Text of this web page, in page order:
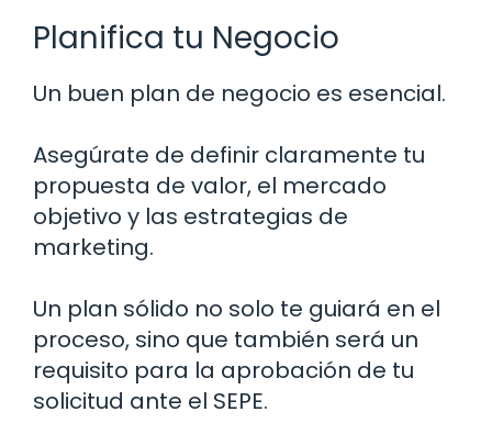
Planifica tu Negocio
Un buen plan de negocio es esencial.
Asegúrate de definir claramente tu
propuesta de valor, el mercado
objetivo y las estrategias de
marketing.
Un plan sólido no solo te guiará en el
proceso, sino que también será un
requisito para la aprobación de tu
solicitud ante el SEPE.